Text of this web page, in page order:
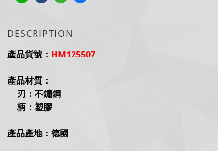
DESCRIPTION
產品貨號： HM125507
產品材質：
刃：不鏽鋼
柄：塑膠
產品產地：德國